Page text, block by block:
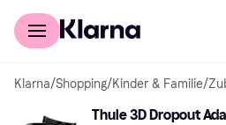
Für Shopper
Klarna/Shopping/Kinder & Familie/
Thule 3D Dropout